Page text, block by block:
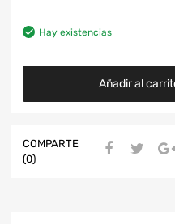
Hay existencias
Añadir al
COMPARTE
(0)